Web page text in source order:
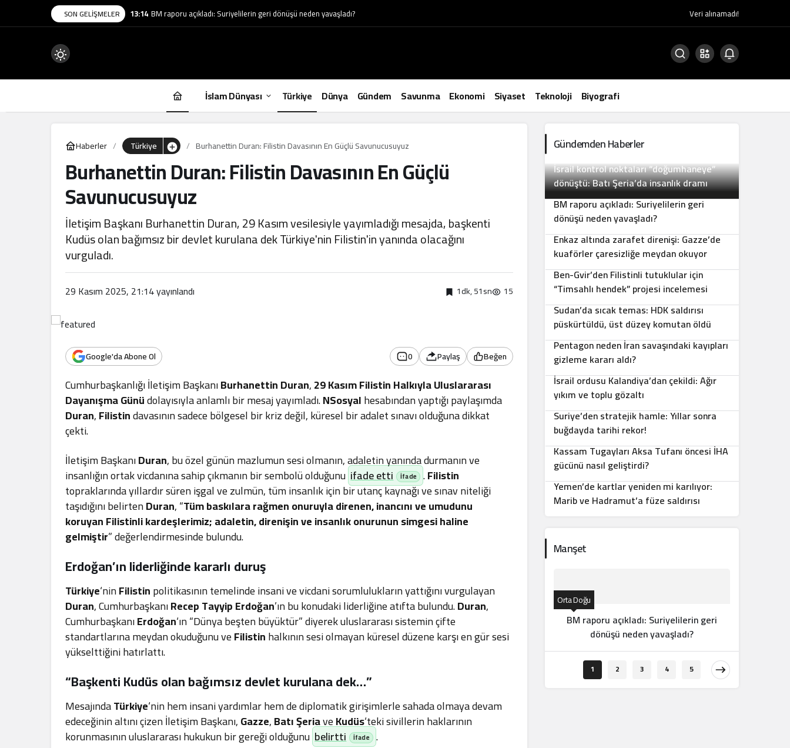
SON GELIŞMELER 13:14 BM raporu açıkladı: Suriyelilerin geri dönüşü neden yavaşladı? Veri alınamadı!
Mod
değiştir
İslam Dünyası Türkiye Dünya Gündem Savunma Ekonomi Siyaset Teknoloji Biyografi
Haberler Türkiye Burhanettin Duran: Filistin Davasının En Güçlü Savunucusuyuz
Burhanettin Duran: Filistin Davasının En Güçlü
Savunucusuyuz
İletişim Başkanı Burhanettin Duran, 29 Kasım vesilesiyle yayımladığı mesajda, başkenti
Kudüs olan bağımsız bir devlet kurulana dek Türkiye'nin Filistin'in yanında olacağını
vurguladı.
29 Kasım 2025, 21:14yayınlandı 1dk, 51sn 15
Google'da Abone Ol 0 Paylaş Beğen
Cumhurbaşkanlığı İletişim BaşkanıBurhanettin Duran,29 Kasım Filistin Halkıyla Uluslararası
Dayanışma Günüdolayısıyla anlamlı bir mesaj yayımladı.NSosyalhesabından yaptığı paylaşımda
Duran,Filistindavasının sadece bölgesel bir kriz değil, küresel bir adalet sınavı olduğuna dikkat
çekti.
İletişim BaşkanıDuran, bu özel günün mazlumun sesi olmanın, adaletin yanında durmanın ve
insanlığın ortak vicdanına sahip çıkmanın bir sembolü olduğunu ifade etti .Filistin
topraklarında yıllardır süren işgal ve zulmün, tüm insanlık için bir utanç kaynağı ve sınav niteliği
taşıdığını belirtenDuran, “Tüm baskılara rağmen onuruyla direnen, inancını ve umudunu
koruyan Filistinli kardeşlerimiz; adaletin, direnişin ve insanlık onurunun simgesi haline
gelmiştir” değerlendirmesinde bulundu.
Erdoğan’ın liderliğinde kararlı duruş
Türkiye‘ninFilistinpolitikasının temelinde insani ve vicdani sorumlulukların yattığını vurgulayan
Duran, CumhurbaşkanıRecep Tayyip Erdoğan’ın bu konudaki liderliğine atıfta bulundu.Duran,
CumhurbaşkanıErdoğan‘ın “Dünya beşten büyüktür” diyerek uluslararası sistemin çifte
standartlarına meydan okuduğunu veFilistinhalkının sesi olmayan küresel düzene karşı en gür sesi
yükselttiğini hatırlattı.
“BaşkentiKudüsolan bağımsız devlet kurulana dek…”
MesajındaTürkiye‘nin hem insani yardımlar hem de diplomatik girişimlerle sahada olmaya devam
edeceğinin altını çizen İletişim Başkanı,Gazze,Batı ŞeriaveKudüs‘teki sivillerin haklarının
korunmasının uluslararası hukukun bir gereği olduğunu belirtti
.
Gündemden Haberler
İsrail kontrol noktaları “doğumhaneye”
dönüştü: Batı Şeria’da insanlık dramı
2
BM raporu açıkladı: Suriyelilerin geri
dönüşü neden yavaşladı?
3
Enkaz altında zarafet direnişi: Gazze’de
kuaförler çaresizliğe meydan okuyor
4
Ben-Gvir’den Filistinli tutuklular için
“Timsahlı hendek” projesi incelemesi
5
Sudan’da sıcak temas: HDK saldırısı
püskürtüldü, üst düzey komutan öldü
6
Pentagon neden İran savaşındaki kayıpları
gizleme kararı aldı?
7
İsrail ordusu Kalandiya’dan çekildi: Ağır
yıkım ve toplu gözaltı
8
Suriye’den stratejik hamle: Yıllar sonra
buğdayda tarihi rekor!
9
Kassam Tugayları Aksa Tufanı öncesi İHA
gücünü nasıl geliştirdi?
10
Yemen’de kartlar yeniden mi karılıyor:
Marib ve Hadramut’a füze saldırısı
Manşet
Orta Doğu
BM raporu açıkladı: Suriyelilerin geri
dönüşü neden yavaşladı?
1 2 3 4 5